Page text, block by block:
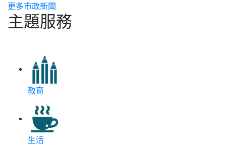
更多市政新聞
主題服務
教育
生活